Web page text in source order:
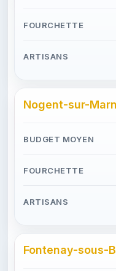
Nogent-sur-
Fontenay-sous-